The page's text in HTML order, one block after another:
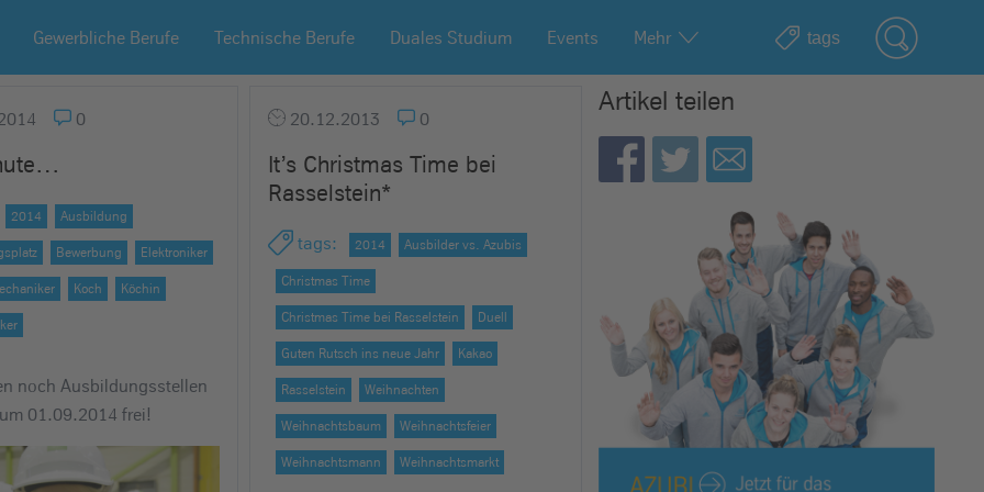
Gewerbliche Berufe Technische Berufe Duales Studium Events Mehr
0
2014 Ausbildung
Bewerbung Elektroniker
Koch Köchin
noch Ausbildungsstellen
01.09.2014 frei!
20.12.2013 0
It’s Christmas Time bei
Rasselstein*
tags: 2014 Ausbilder vs. Azubis
Christmas Time
Christmas Time bei Rasselstein Duell
Guten Rutsch ins neue Jahr Kakao
Rasselstein Weihnachten
Weihnachtsbaum Weihnachtsfeier
Weihnachtsmann Weihnachtsmarkt
Artikel teilen